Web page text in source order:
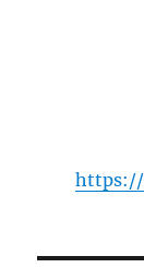
https://